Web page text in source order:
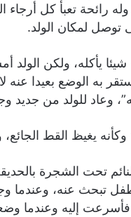
رائحة تعبأ كل أرجاء
توصل لمكان الولد.
يأكله، ولكن
به الوضع بعيدا
وعاد للولد من جديد
وكأنه يغيظ القط
تحت الشجرة
الطفل تبحث عنه،
فأسرعت إليه وعندما